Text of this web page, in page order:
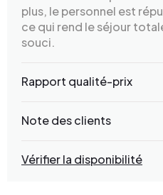
plus, le personnel est
ce qui rend le séjour
souci.
Rapport qualité-prix
Note des clients
Vérifier la disponibilité